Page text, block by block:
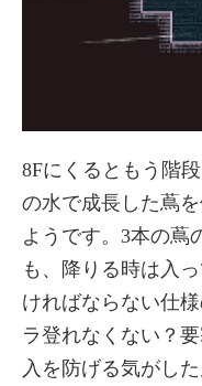
8Fにくるともう階
の水で成長した蔦
ようです。3本の蔦
も、降りる時は入
ければならない仕
ラ登れなくない？
入を防げる気がし